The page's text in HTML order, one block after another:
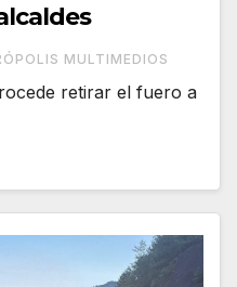
MULTIMEDIOS
retirar el fuero a